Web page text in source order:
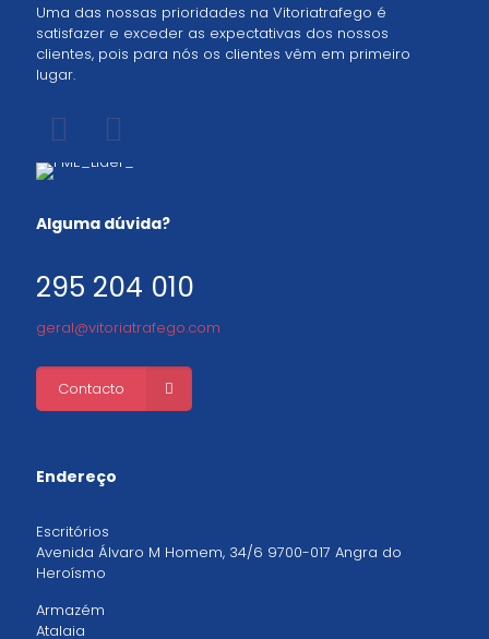
Uma das nossas prioridades na Vitoriatrafego é
satisfazer e exceder as expectativas dos nossos
clientes, pois para nós os clientes vêm em primeiro
lugar.
Alguma dúvida?
295 204 010
geral@vitoriatrafego.com
Contacto
Endereço
Escritórios
Avenida Álvaro M Homem, 34/6 9700-017 Angra do
Heroísmo
Armazém
Atalaia